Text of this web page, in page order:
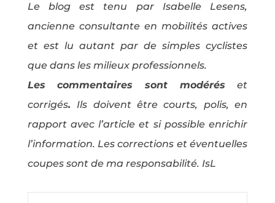
Le blog est tenu par Isabelle Lesens,
ancienne consultante en mobilités actives
et est lu autant par de simples cyclistes
que dans les milieux professionnels.
Les commentaires sont modéréset
corrigés. Ils doivent être courts, polis, en
rapport avec l’article et si possible enrichir
l’information. Les corrections et éventuelles
coupes sont de ma responsabilité. IsL